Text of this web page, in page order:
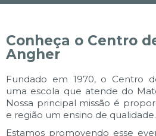
Conheça o Centro
Angher
Fundado em 1970, o Centro
uma escola que atende do
Nossa principal missão é
e região um ensino de qualidade.
Estamos promovendo esse